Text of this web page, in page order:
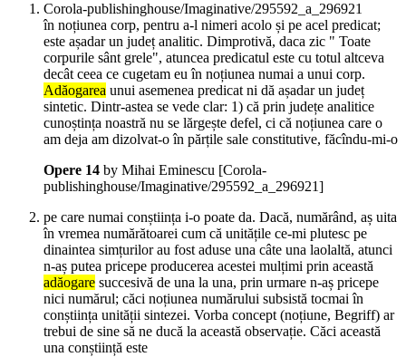
Corola-publishinghouse/Imaginative/295592_a_296921
în noțiunea corp, pentru a-l nimeri acolo și pe acel predicat;
este așadar un județ analitic. Dimprotivă, daca zic " Toate
corpurile sânt grele", atuncea predicatul este cu totul altceva
decât ceea ce cugetam eu în noțiunea numai a unui corp.
Adăogarea unui asemenea predicat ni dă așadar un județ
sintetic. Dintr-astea se vede clar: 1) că prin județe analitice
cunoștința noastră nu se lărgește defel, ci că noțiunea care o
am deja am dizolvat-o în părțile sale constitutive, făcîndu-mi-o
Opere 14 by Mihai Eminescu [Corola-
publishinghouse/Imaginative/295592_a_296921]
pe care numai conștiința i-o poate da. Dacă, numărând, aș uita
în vremea numărătoarei cum că unitățile ce-mi plutesc pe
dinaintea simțurilor au fost aduse una câte una laolaltă, atunci
n-aș putea pricepe producerea acestei mulțimi prin această
adăogare succesivă de una la una, prin urmare n-aș pricepe
nici numărul; căci noțiunea numărului subsistă tocmai în
conștiința unității sintezei. Vorba concept (noțiune, Begriff) ar
trebui de sine să ne ducă la această observație. Căci această
una conștiință este